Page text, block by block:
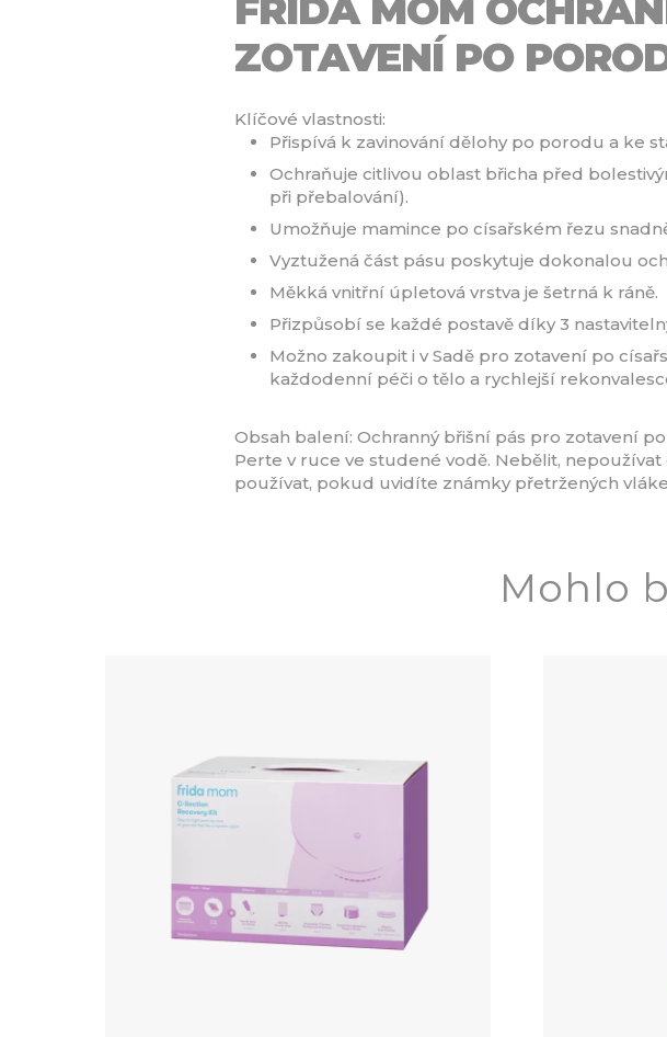
FRIDA MOM
ZOTAVENÍ PO
Klíčové vlastnosti:
Přispívá k zavinování dělohy po porodu a ke
Ochraňuje citlivou oblast břicha před
při přebalování).
Umožňuje mamince po císařském řezu
Vyztužená část pásu poskytuje dokonalou
Měkká vnitřní úpletová vrstva je šetrná k ráně.
Přizpůsobí se každé postavě díky 3
Možno zakoupit i v Sadě pro zotavení po
každodenní péči o tělo a rychlejší
Obsah balení: Ochranný břišní pás pro zotavení
Perte v ruce ve studené vodě. Nebělit,
používat, pokud uvidíte známky přetržených
Mohlo